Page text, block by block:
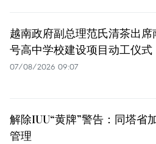
越南政府副总理范氏清茶出席
号高中学校建设项目动工仪式
07/08/2026 09:07
解除IUU“黄牌”警告：同塔省
管理